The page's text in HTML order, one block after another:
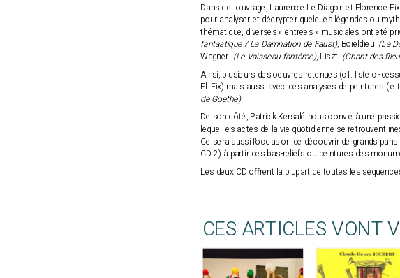
Dans cet ouvrage, Laurence Le Diagon et Florence
pour analyser et décrypter quelques légendes ou
thématique, diverses « entrées » musicales ont été
fantastique / La Damnation de Faust), Boieldieu (La
Wagner (Le Vaisseau fantôme), Liszt (Chant des
Ainsi, plusieurs des oeuvres retenues (cf. liste ci-
Fl. Fix) mais aussi avec des analyses de peintures (le
de Goethe)...
De son côté, Patrick Kersalé nous convie à une
lequel les actes de la vie quotidienne se retrouvent
Ce sera aussi l'occasion de découvrir de grands
CD 2) à partir des bas-reliefs ou peintures des
Les deux CD offrent la plupart de toutes les
CES ARTICLES VONT